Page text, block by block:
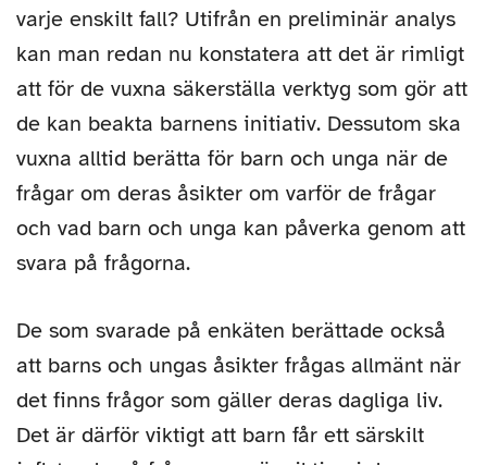
varje enskilt fall? Utifrån en preliminär analys
kan man redan nu konstatera att det är rimligt
att för de vuxna säkerställa verktyg som gör att
de kan beakta barnens initiativ. Dessutom ska
vuxna alltid berätta för barn och unga när de
frågar om deras åsikter om varför de frågar
och vad barn och unga kan påverka genom att
svara på frågorna.
De som svarade på enkäten berättade också
att barns och ungas åsikter frågas allmänt när
det finns frågor som gäller deras dagliga liv.
Det är därför viktigt att barn får ett särskilt